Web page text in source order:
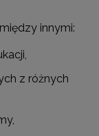
innymi:
z różnych